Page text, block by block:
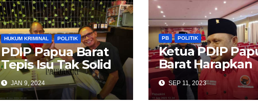
HUKUM KRIMINAL POLITIK
PDIP Papua Barat
Tepis Isu Tak Solid
JAN 9, 2024
PB POLITIK
Ketua PDIP
Barat Harapkan
Perhatian Jika
Usulan
SEP 11, 2023